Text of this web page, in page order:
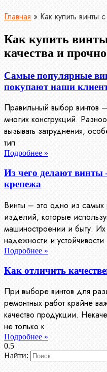
Главная » Как купить винты
Как купить
качества и
Самые популярные
покупают наши
Правильный выбор винтов
многих конструкций.
вызывать затруднения,
тип
Подробнее »
Из чего делают
крепежа
Винты – это одно из самых
изделий, которые
машиностроении и быту.
надежности и устойчивости
Подробнее »
Как отличить
При выборе винтов для
ремонтных работ крайне
качество продукции.
не только к
Подробнее »
Найти: